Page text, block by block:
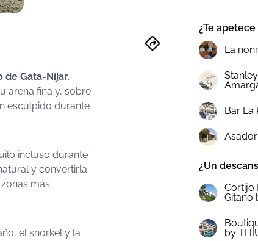
de Gata-Níjar.
arena fina y, sobre
esculpido durante
incluso durante
y convertirla
más
el snorkel y la
¿Te
La
Bar La
¿Un
Cortijo
Gitano
by